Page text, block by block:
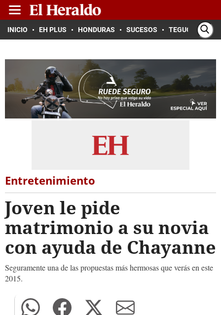
INICIO EH PLUS HONDURAS SUCESOS TEGUCIGALPA
Entretenimiento
Joven le pide
matrimonio a su novia
con ayuda de Chayanne
Seguramente una de las propuestas más hermosas que verás en este
2015.